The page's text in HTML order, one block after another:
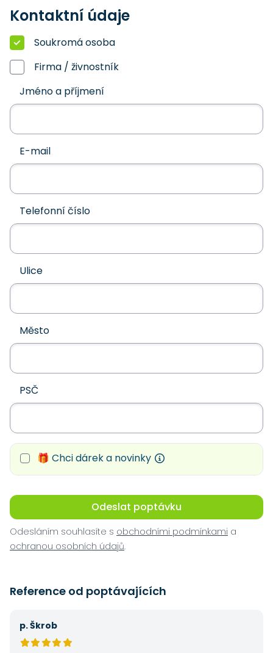
Kontaktní údaje
Soukromá osoba
Firma / živnostník
Jméno a příjmení
E-mail
Telefonní číslo
Ulice
Město
PSČ
🎁 Chci dárek a novinky
Odeslat poptávku
Odesláním souhlasíte s obchodními podmínkami a
ochranou osobních údajů.
Reference od poptávajících
p. Škrob